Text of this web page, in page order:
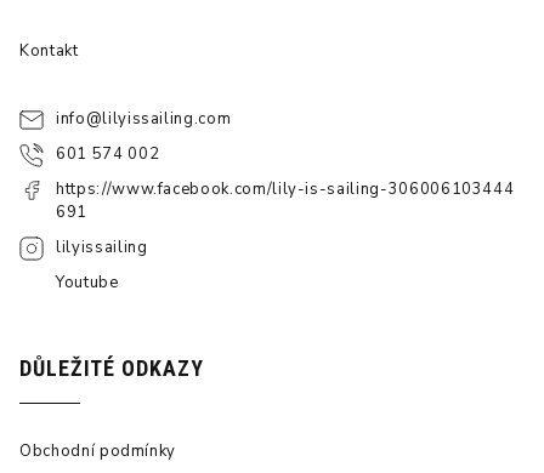
Kontakt
info@lilyissailing.com
601 574 002
https://www.facebook.com/lily-is-sailing-306006103444
691
lilyissailing
Youtube
DŮLEŽITÉ ODKAZY
Obchodní podmínky